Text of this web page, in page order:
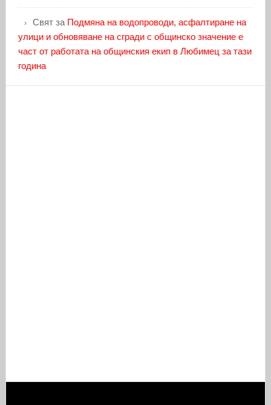
Святза Подмяна на водопроводи, асфалтиране на
улици и обновяване на сгради с общинско значение е
част от работата на общинския екип в Любимец за тази
година